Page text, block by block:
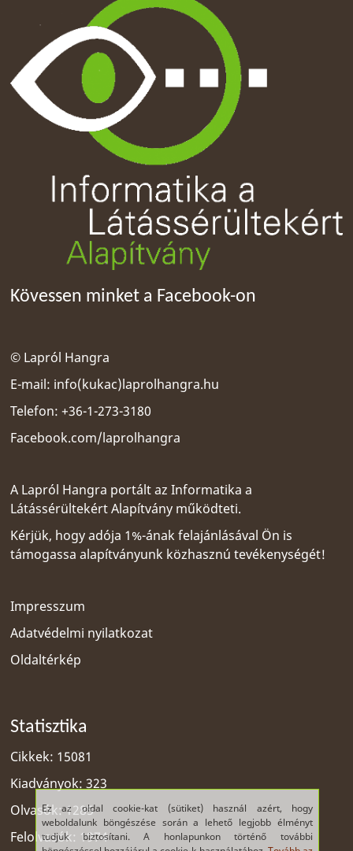
Ez az oldal cookie-kat (sütiket) használ azért, hogy
weboldalunk böngészése során a lehető legjobb élményt
tudjuk biztosítani. A honlapunkon történő további
Kövessen minket a Facebook-on
© Lapról Hangra
E-mail: info(kukac)laprolhangra.hu
Telefon: +36-1-273-3180
Facebook.com/laprolhangra
A Lapról Hangra portált azInformatika a
Látássérültekért Alapítvány működteti.
Kérjük, hogy adója 1%-ának felajánlásával Ön is
támogassa alapítványunk közhasznú tevékenységét!
Impresszum
Adatvédelmi nyilatkozat
Oldaltérkép
Statisztika
Cikkek: 15081
Kiadványok: 323
Olvasók: 1285
Felolvasók: 1974